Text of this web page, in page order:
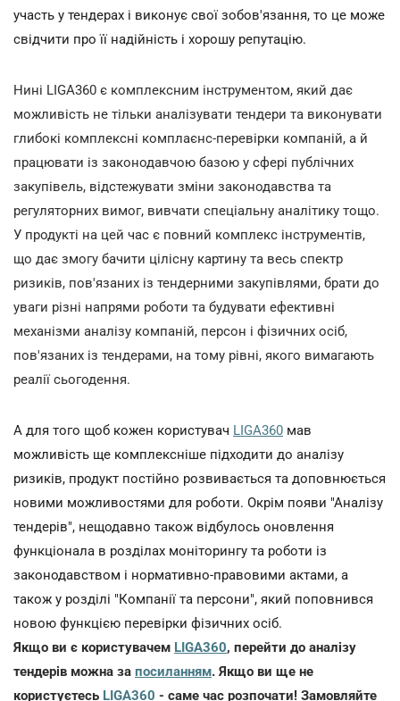
участь у тендерах і виконує свої зобов'язання, то це може
свідчити про її надійність і хорошу репутацію.
Нині LIGA360 є комплексним інструментом, який дає
можливість не тільки аналізувати тендери та виконувати
глибокі комплексні комплаєнс-перевірки компаній, а й
працювати із законодавчою базою у сфері публічних
закупівель, відстежувати зміни законодавства та
регуляторних вимог, вивчати спеціальну аналітику тощо.
У продукті на цей час є повний комплекс інструментів,
що дає змогу бачити цілісну картину та весь спектр
ризиків, пов'язаних із тендерними закупівлями, брати до
уваги різні напрями роботи та будувати ефективні
механізми аналізу компаній, персон і фізичних осіб,
пов'язаних із тендерами, на тому рівні, якого вимагають
реалії сьогодення.
А для того щоб кожен користувач LIGA360 мав
можливість ще комплексніше підходити до аналізу
ризиків, продукт постійно розвивається та доповнюється
новими можливостями для роботи. Окрім появи "Аналізу
тендерів", нещодавно також відбулось оновлення
функціонала в розділах моніторингу та роботи із
законодавством і нормативно-правовими актами, а
також у розділі "Компанії та персони", який поповнився
новою функцією перевірки фізичних осіб.
Якщо ви є користувачем LIGA360, перейти до аналізу
тендерів можна за посиланням. Якщо ви ще не
користуєтесь LIGA360 - саме час розпочати! Замовляйте